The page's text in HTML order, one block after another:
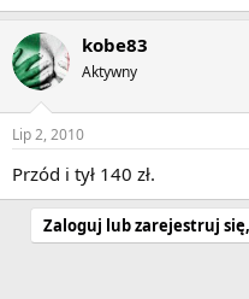
kobe83
Aktywny
Lip 2, 2010
Przód i tył 140 zł.
Zaloguj lub zarejestruj